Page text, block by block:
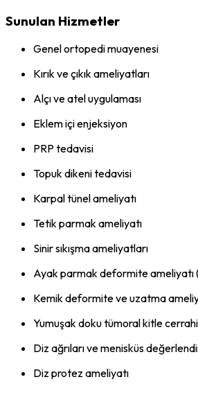
Sunulan Hizmetler
Genel ortopedi muayenesi
Kırık ve çıkık ameliyatları
Alçı ve atel uygulaması
Eklem içi enjeksiyon
PRP tedavisi
Topuk dikeni tedavisi
Karpal tünel ameliyatı
Tetik parmak ameliyatı
Sinir sıkışma ameliyatları
Ayak parmak deformite ameliyatı
Kemik deformite ve uzatma
Yumuşak doku tümoral kitle
Diz ağrıları ve menisküs
Diz protez ameliyatı